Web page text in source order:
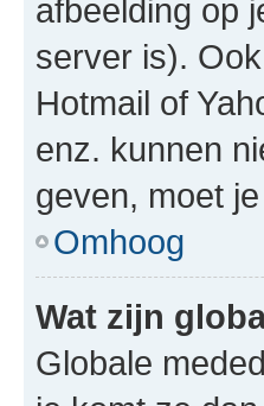
afbeelding op
server is).
Hotmail of
enz. kunnen
geven, moet
Omhoog
Wat zijn
Globale